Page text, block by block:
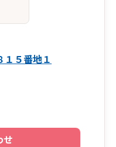
５番地１
せ